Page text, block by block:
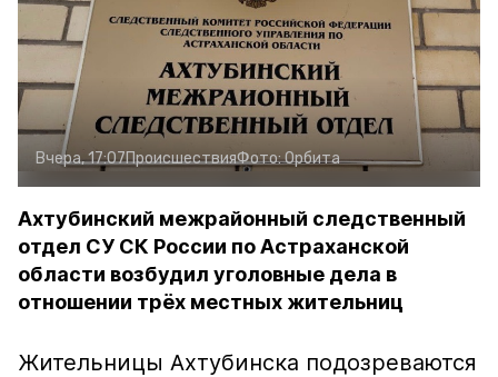
Вчера, 17:07ПроисшествияФото:Орбита
Ахтубинский межрайонный следственный
отдел СУ СК России по Астраханской
области возбудил уголовные дела в
отношении трёх местных жительниц
Жительницы Ахтубинска подозреваются